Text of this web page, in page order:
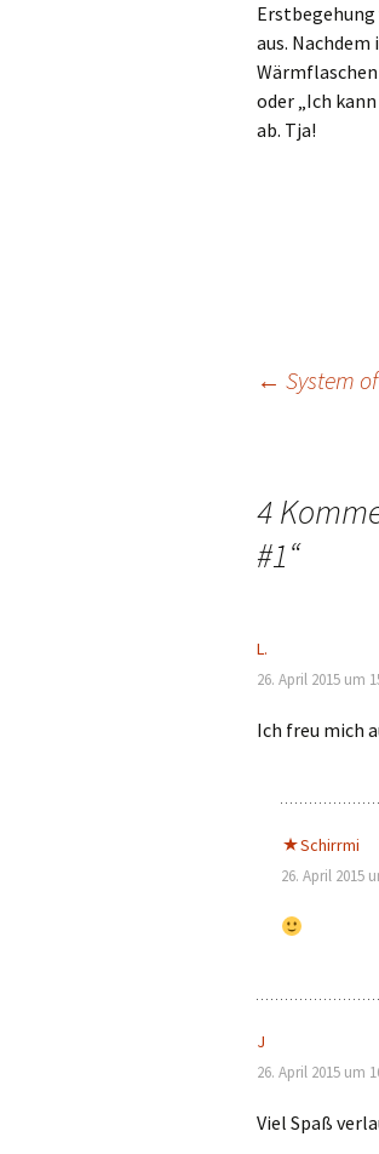
aus.
Wärmflaschen
oder „Ich
ab. Tja!
← System
4
#1“
L.
26. April 2015 um
Ich freu mich
Schirrmi
26. April 2015
J
26. April 2015 um
Viel Spaß